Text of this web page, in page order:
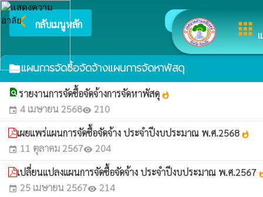
apps
arrow_back_ios กลับเมนูหลัก ยินดีต้อนรับสู่เว็บไซ
folderแผนการจัดซื้อจัดจ้างแผนการจัดหาพัสดุ
find_in_pageรายงานการจัดซื้อจัดจ้างการจัดหาพัสดุ whatshot
event 4 เมษายน 2568visibility 210
เผยแพร่แผนการจัดซื้อจัดจ้าง ประจำปีงบประมาณ พ.ศ.2568 whatshot
event 11 ตุลาคม 2567visibility 204
เปลี่ยนแปลงแผนการจัดซื้อจัดจ้าง ประจำปีงบประมาณ พ.ศ.2567
event 25 เมษายน 2567visibility 214